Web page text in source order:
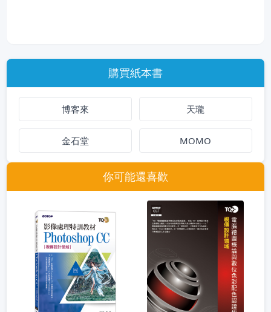
購買紙本書
博客來 天瓏
金石堂 MOMO
你可能還喜歡